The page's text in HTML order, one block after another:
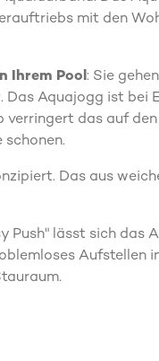
mit den
Ihrem Pool: Sie
. Das Aquajogg ist bei
das auf
schonen.
Das aus
Push" lässt sich das
Aufstellen